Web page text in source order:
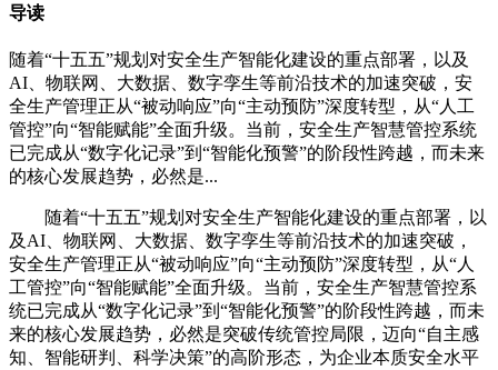
导读
随着“十五五”规划对安全生产智能化建设的重点部署，以及
AI、物联网、大数据、数字孪生等前沿技术的加速突破，安
全生产管理正从“被动响应”向“主动预防”深度转型，从“人工
管控”向“智能赋能”全面升级。当前，安全生产智慧管控系统
已完成从“数字化记录”到“智能化预警”的阶段性跨越，而未来
的核心发展趋势，必然是...
随着“十五五”规划对安全生产智能化建设的重点部署，以
及AI、物联网、大数据、数字孪生等前沿技术的加速突破，
安全生产管理正从“被动响应”向“主动预防”深度转型，从“人
工管控”向“智能赋能”全面升级。当前，安全生产智慧管控系
统已完成从“数字化记录”到“智能化预警”的阶段性跨越，而未
来的核心发展趋势，必然是突破传统管控局限，迈向“自主感
知、智能研判、科学决策”的高阶形态，为企业本质安全水平